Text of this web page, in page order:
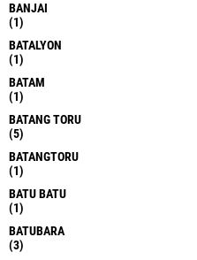
BANJAI
(1)
BATALYON
(1)
BATAM
(1)
BATANG TORU
(5)
BATANGTORU
(1)
BATU BATU
(1)
BATUBARA
(3)